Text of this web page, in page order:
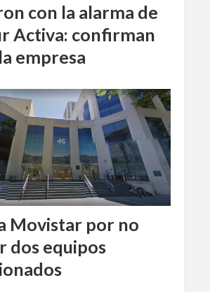
con la alarma de
Activa: confirman
empresa
Movistar por no
dos equipos